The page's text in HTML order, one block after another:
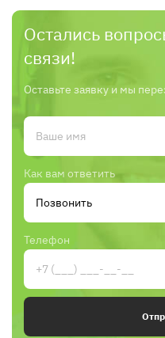
Остались
связи!
Оставьте заявку и мы
Как вам ответить
Телефон